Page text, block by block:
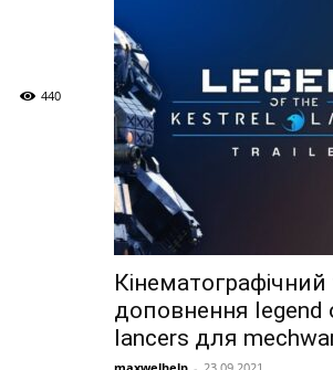
440
доповнення legend
lancers для